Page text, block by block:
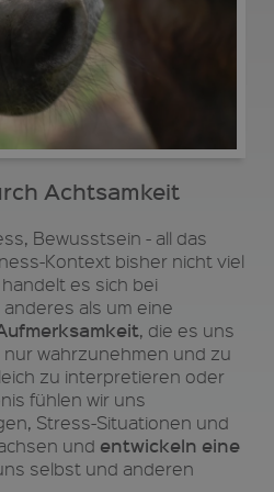
Achtsamkeit
Bewusstsein - all das
Kontext bisher nicht viel
es sich bei
als um eine
, die es uns
wahrzunehmen und zu
zu interpretieren oder
fühlen wir uns
Stress-Situationen und
und entwickeln eine
selbst und anderen